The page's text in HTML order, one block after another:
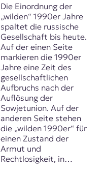
Die Einordnung der
„wilden“ 1990er Jahre
spaltet die russische
Gesellschaft bis heute.
Auf der einen Seite
markieren die 1990er
Jahre eine Zeit des
gesellschaftlichen
Aufbruchs nach der
Auflösung der
Sowjetunion. Auf der
anderen Seite stehen
die „wilden 1990er“ für
einen Zustand der
Armut und
Rechtlosigkeit, in…